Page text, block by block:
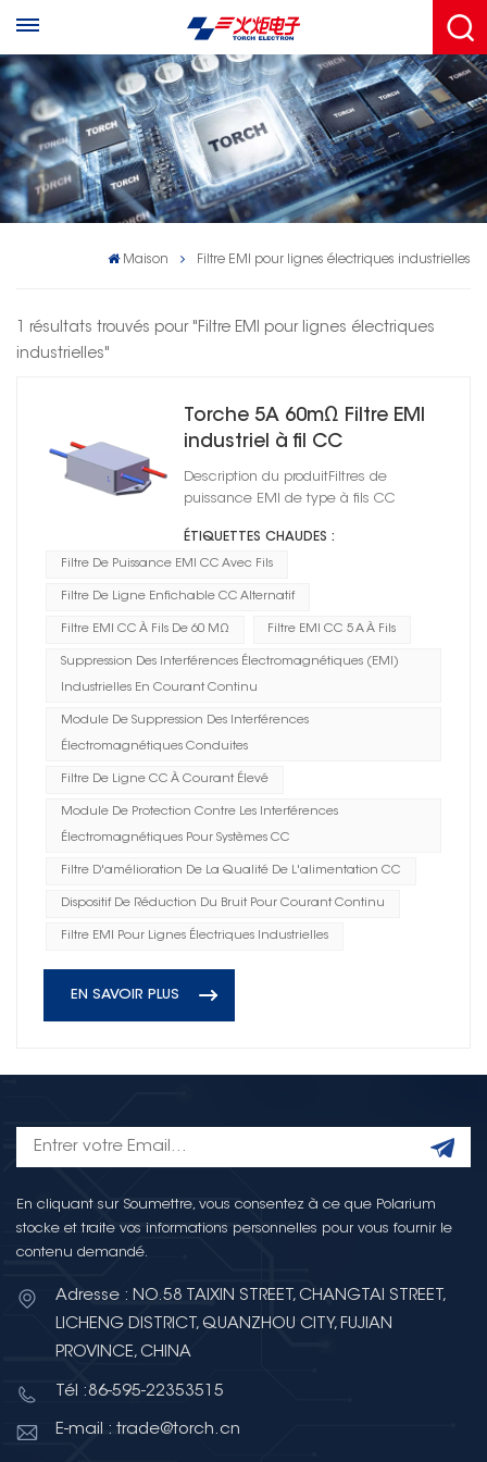
Maison Filtre EMI pour lignes électriques industrielles
1 résultats trouvés pour "Filtre EMI pour lignes électriques
industrielles"
Torche 5A 60mΩ Filtre EMI
industriel à fil CC
Description du produitFiltres de
puissance EMI de type à fils CC
ÉTIQUETTES CHAUDES :
Filtre De Puissance EMI CC Avec Fils
Filtre De Ligne Enfichable CC Alternatif
Filtre EMI CC À Fils De 60 MΩ Filtre EMI CC 5 A À Fils
Suppression Des Interférences Électromagnétiques (EMI)
Industrielles En Courant Continu
Module De Suppression Des Interférences
Électromagnétiques Conduites
Filtre De Ligne CC À Courant Élevé
Module De Protection Contre Les Interférences
Électromagnétiques Pour Systèmes CC
Filtre D'amélioration De La Qualité De L'alimentation CC
Dispositif De Réduction Du Bruit Pour Courant Continu
Filtre EMI Pour Lignes Électriques Industrielles
EN SAVOIR PLUS
En cliquant sur Soumettre, vous consentez à ce que Polarium
stocke et traite vos informations personnelles pour vous fournir le
contenu demandé.
Adresse : NO.58 TAIXIN STREET, CHANGTAI STREET,
LICHENG DISTRICT, QUANZHOU CITY, FUJIAN
PROVINCE, CHINA
Tél :86-595-22353515
E-mail : trade@torch.cn